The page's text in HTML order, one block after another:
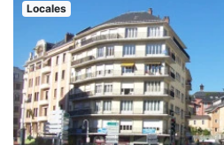
Locales